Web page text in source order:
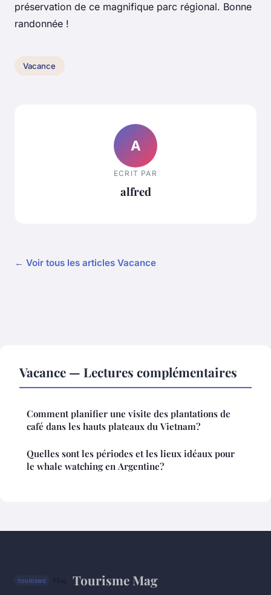
préservation de ce magnifique parc régional. Bonne
randonnée !
Vacance
A
ECRIT PAR
alfred
← Voir tous les articles Vacance
Vacance — Lectures complémentaires
Comment planifier une visite des plantations de
café dans les hauts plateaux du Vietnam?
Quelles sont les périodes et les lieux idéaux pour
le whale watching en Argentine?
Tourisme Mag